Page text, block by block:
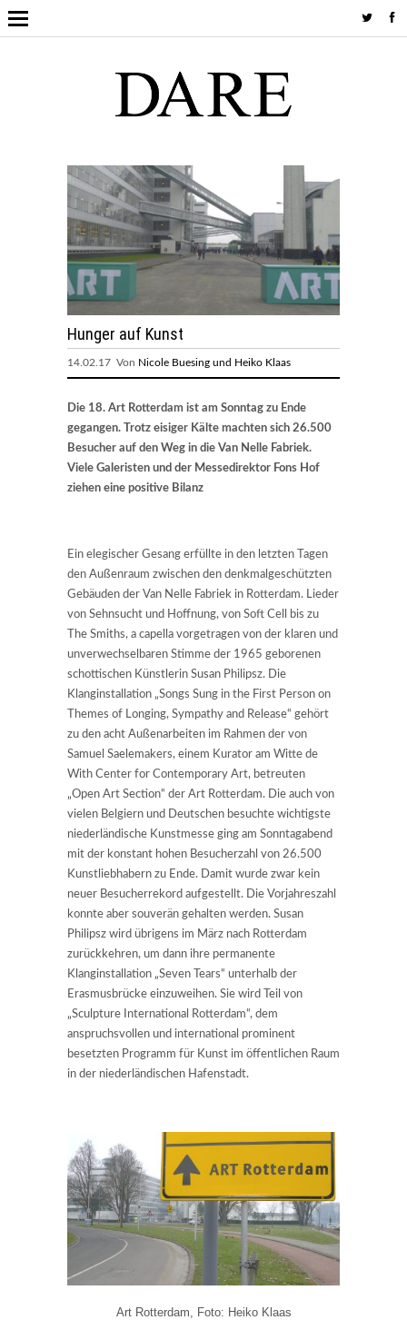
Hunger auf Kunst
14.02.17 Von Nicole Buesing und Heiko Klaas
Die 18. Art Rotterdam ist am Sonntag zu Ende
gegangen. Trotz eisiger Kälte machten sich 26.500
Besucher auf den Weg in die Van Nelle Fabriek.
Viele Galeristen und der Messedirektor Fons Hof
ziehen eine positive Bilanz
Ein elegischer Gesang erfüllte in den letzten Tagen
den Außenraum zwischen den denkmalgeschützten
Gebäuden der Van Nelle Fabriek in Rotterdam. Lieder
von Sehnsucht und Hoffnung, von Soft Cell bis zu
The Smiths, a capella vorgetragen von der klaren und
unverwechselbaren Stimme der 1965 geborenen
schottischen Künstlerin Susan Philipsz. Die
Klanginstallation „Songs Sung in the First Person on
Themes of Longing, Sympathy and Release“ gehört
zu den acht Außenarbeiten im Rahmen der von
Samuel Saelemakers, einem Kurator am Witte de
With Center for Contemporary Art, betreuten
„Open Art Section“ der Art Rotterdam. Die auch von
vielen Belgiern und Deutschen besuchte wichtigste
niederländische Kunstmesse ging am Sonntagabend
mit der konstant hohen Besucherzahl von 26.500
Kunstliebhabern zu Ende. Damit wurde zwar kein
neuer Besucherrekord aufgestellt. Die Vorjahreszahl
konnte aber souverän gehalten werden. Susan
Philipsz wird übrigens im März nach Rotterdam
zurückkehren, um dann ihre permanente
Klanginstallation „Seven Tears“ unterhalb der
Erasmusbrücke einzuweihen. Sie wird Teil von
„Sculpture International Rotterdam“, dem
anspruchsvollen und international prominent
besetzten Programm für Kunst im öffentlichen Raum
in der niederländischen Hafenstadt.
Art Rotterdam, Foto: Heiko Klaas